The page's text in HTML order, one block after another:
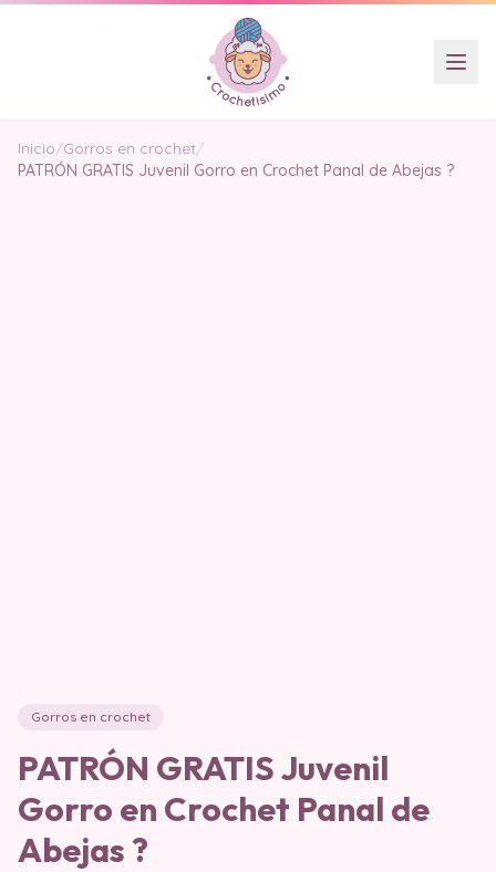
Inicio/Gorros en crochet/
PATRÓN GRATIS Juvenil Gorro en Crochet Panal de Abejas ?
Gorros en crochet
PATRÓN GRATIS Juvenil
Gorro en Crochet Panal de
Abejas ?